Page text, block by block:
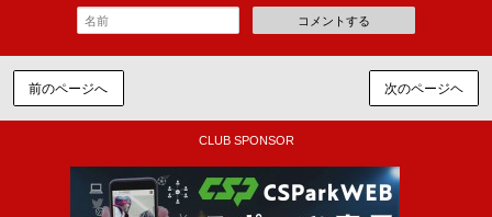
コメントする
前のページへ 次のページヘ
CLUB SPONSOR